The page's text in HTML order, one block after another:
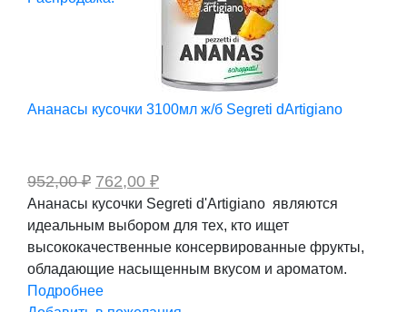
Ананасы кусочки 3100мл ж/б Segreti dArtigiano
952,00₽ Первоначальная
составляла
952,00 ₽.
762,00 ₽Текущая
цена:
762,00 ₽.
Ананасы кусочки Segreti d'Artigiano являются
идеальным выбором для тех, кто ищет
высококачественные консервированные фрукты,
обладающие насыщенным вкусом и ароматом.
Подробнее